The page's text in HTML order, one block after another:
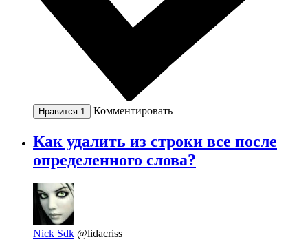
Нравится 1 Комментировать
Как удалить из строки все после
определенного слова?
Nick Sdk @lidacriss